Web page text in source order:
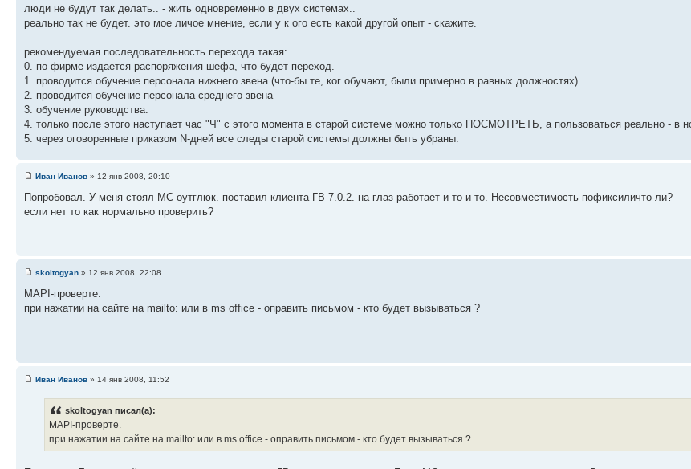
люди не будут так делать.. - жить одновременно в двух системах..
реально так не будет. это мое личое мнение, если у к ого есть какой другой опыт - скажите.
рекомендуемая последовательность перехода такая:
0. по фирме издается распоряжения шефа, что будет переход.
1. проводится обучение персонала нижнего звена (что-бы те, ког обучают, были примерно в равных должностях)
2. проводится обучение персонала среднего звена
3. обучение руководства.
4. только после этого наступает час "Ч" с этого момента в старой системе можно только ПОСМОТРЕТЬ, а пользоваться реально - в
5. через оговоренные приказом N-дней все следы старой системы должны быть убраны.
Иван Иванов » 12 янв 2008, 20:10
Попробовал. У меня стоял МС оутглюк. поставил клиента ГВ 7.0.2. на глаз работает и то и то. Несовместимость пофиксиличто-ли?
если нет то как нормально проверить?
skoltogyan » 12 янв 2008, 22:08
MAPI-проверте.
при нажатии на сайте на mailto: или в ms office - оправить письмом - кто будет вызываться ?
Иван Иванов » 14 янв 2008, 11:52
skoltogyan писал(а):
MAPI-проверте.
при нажатии на сайте на mailto: или в ms office - оправить письмом - кто будет вызываться ?